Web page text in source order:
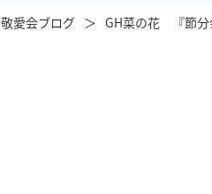
敬愛会ブログ GH菜の花 『節分